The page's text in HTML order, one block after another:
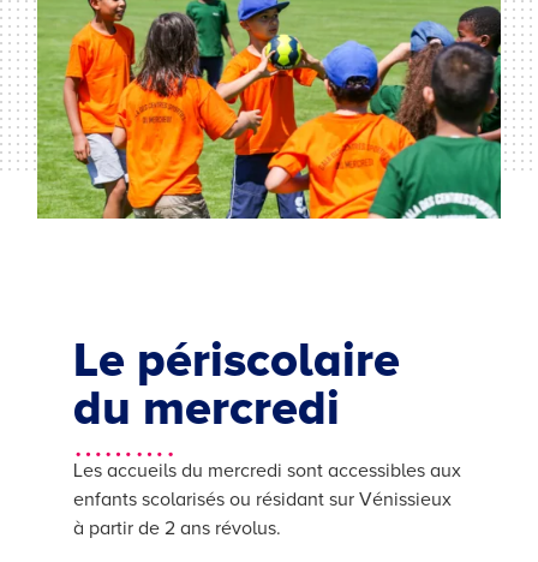
Le périscolaire
du mercredi
……….
Les accueils du mercredi sont accessibles aux
enfants scolarisés ou résidant sur Vénissieux
à partir de 2 ans révolus.